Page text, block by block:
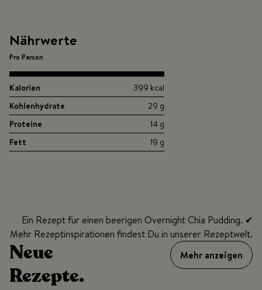
Nährwerte
Pro Person
Kalorien
399 kcal
Kohlenhydrate
29 g
Proteine
14 g
Fett
19 g
Ein Rezept für einen beerigen Overnight Chia Pudding. ✔
Mehr Rezeptinspirationen findest Du in unserer Rezeptwelt.
Neue
Rezepte.
Mehr anzeigen